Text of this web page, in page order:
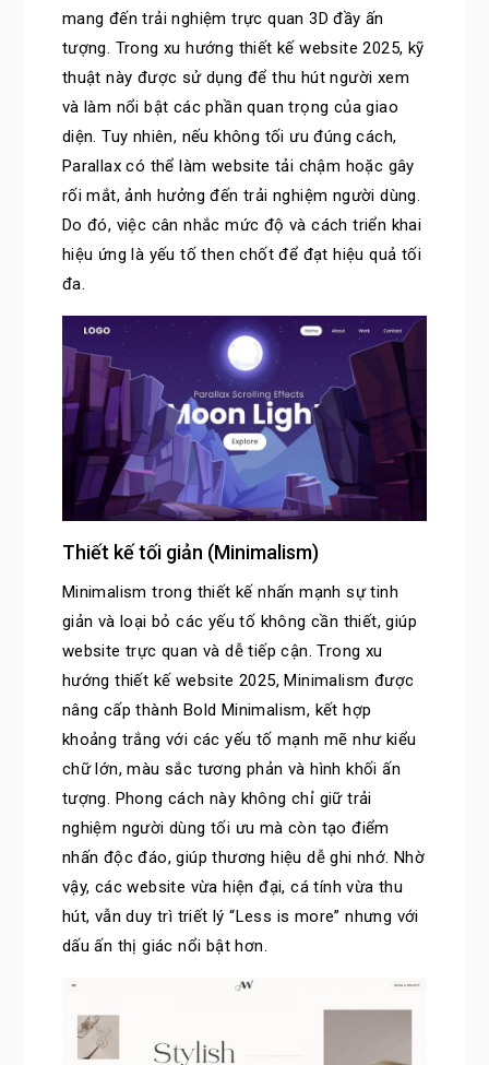
mang đến trải nghiệm trực quan 3D đầy ấn
tượng. Trong xu hướng thiết kế website 2025, kỹ
thuật này được sử dụng để thu hút người xem
và làm nổi bật các phần quan trọng của giao
diện. Tuy nhiên, nếu không tối ưu đúng cách,
Parallax có thể làm website tải chậm hoặc gây
rối mắt, ảnh hưởng đến trải nghiệm người dùng.
Do đó, việc cân nhắc mức độ và cách triển khai
hiệu ứng là yếu tố then chốt để đạt hiệu quả tối
đa.
Thiết kế tối giản (Minimalism)
Minimalism trong thiết kế nhấn mạnh sự tinh
giản và loại bỏ các yếu tố không cần thiết, giúp
website trực quan và dễ tiếp cận. Trong xu
hướng thiết kế website 2025, Minimalism được
nâng cấp thành Bold Minimalism, kết hợp
khoảng trắng với các yếu tố mạnh mẽ như kiểu
chữ lớn, màu sắc tương phản và hình khối ấn
tượng. Phong cách này không chỉ giữ trải
nghiệm người dùng tối ưu mà còn tạo điểm
nhấn độc đáo, giúp thương hiệu dễ ghi nhớ. Nhờ
vậy, các website vừa hiện đại, cá tính vừa thu
hút, vẫn duy trì triết lý “Less is more” nhưng với
dấu ấn thị giác nổi bật hơn.